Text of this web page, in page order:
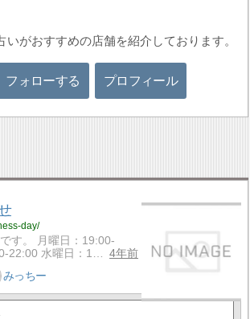
いがおすすめの店舗を紹介しております。
フォローする プロフィール
day/
す。 月曜日：19:00-
22:00 水曜日：1…
4年前
みっちー